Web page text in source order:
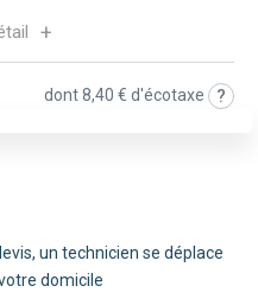
dont8,40 € d'écotaxe
un technicien se déplace
domicile